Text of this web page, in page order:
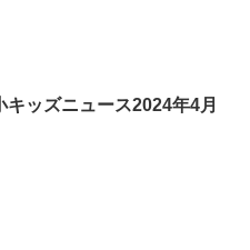
キッズニュース2024年4月